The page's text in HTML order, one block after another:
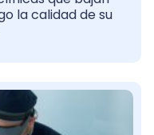
la calidad de su